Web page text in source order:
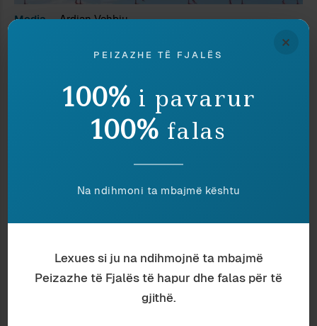
Media Ardian Vehbiu
PA KOMENTE
Albi
9 September 2010 at 1:32 pm
Urime per kete sipermarrje te re ne fushen e
nje faqe e re.
flo
11 September 2010 at 4:13 am
×
PEIZAZHE TË FJALËS
100% i pavarur
100% falas
Na ndihmoni ta mbajmë kështu
Lexues si ju na ndihmojnë ta mbajmë
Peizazhe të Fjalës të hapur dhe falas për të
gjithë.